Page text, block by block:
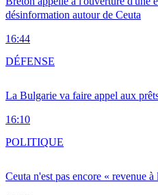
désinformation autour de Ceuta
16:44
La Bulgarie va faire appel aux
16:10
DÉFENSE
Ceuta n'est pas encore « revenue à
POLITIQUE